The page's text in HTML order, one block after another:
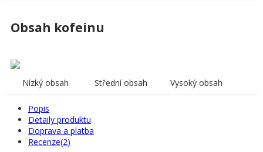
Obsah kofeinu
Nízký obsah Střední obsah Vysoký obsah
Popis
Detaily produktu
Doprava a platba
Recenze(2)